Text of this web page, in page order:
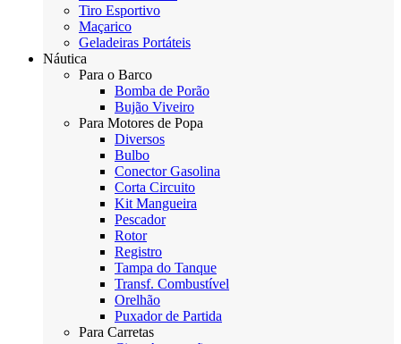
Tiro Esportivo
Maçarico
Geladeiras Portáteis
Náutica
Para o Barco
Bomba de Porão
Bujão Viveiro
Para Motores de Popa
Diversos
Bulbo
Conector Gasolina
Corta Circuito
Kit Mangueira
Pescador
Rotor
Registro
Tampa do Tanque
Transf. Combustível
Orelhão
Puxador de Partida
Para Carretas